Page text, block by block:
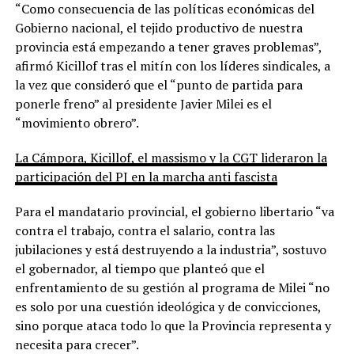
“Como consecuencia de las políticas económicas del
Gobierno nacional, el tejido productivo de nuestra
provincia está empezando a tener graves problemas”,
afirmó Kicillof tras el mitín con los líderes sindicales, a
la vez que consideró que el “punto de partida para
ponerle freno” al presidente Javier Milei es el
“movimiento obrero”.
La Cámpora, Kicillof, el massismo y la CGT lideraron la
participación del PJ en la marcha anti fascista
Para el mandatario provincial, el gobierno libertario “va
contra el trabajo, contra el salario, contra las
jubilaciones y está destruyendo a la industria”, sostuvo
el gobernador, al tiempo que planteó que el
enfrentamiento de su gestión al programa de Milei “no
es solo por una cuestión ideológica y de convicciones,
sino porque ataca todo lo que la Provincia representa y
necesita para crecer”.